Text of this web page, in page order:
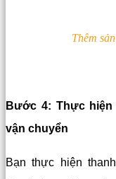
Thêm
Bước 4: Thực
vận chuyển
Bạn thực hiện